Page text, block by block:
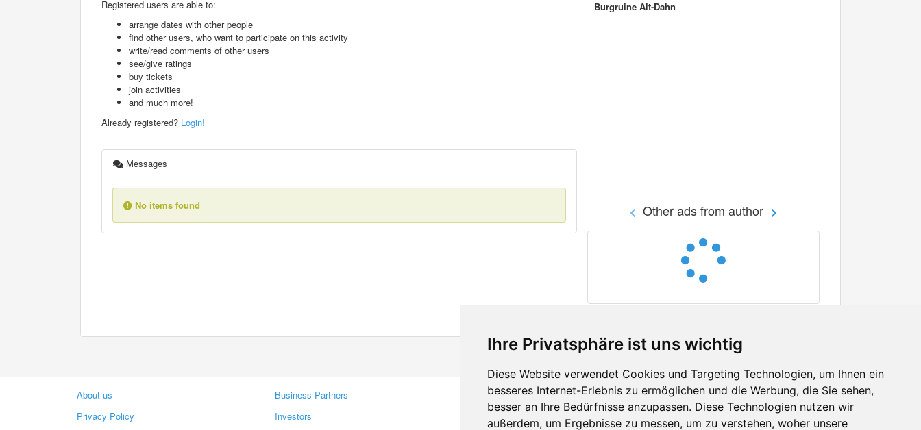
Ihre Privatsphäre ist uns wichtig
Diese Website verwendet Cookies und Targeting Technologien, um Ihnen ein
besseres Internet-Erlebnis zu ermöglichen und die Werbung, die Sie sehen,
besser an Ihre Bedürfnisse anzupassen. Diese Technologien nutzen wir
außerdem, um Ergebnisse zu messen, um zu verstehen, woher unsere
Registered users are able to:
arrange dates with other people
find other users, who want to participate on this activity
write/read comments of other users
see/give ratings
buy tickets
join activities
and much more!
Already registered? Login!
Messages
No items found
Burgruine Alt-Dahn
Other ads from author
About us
Privacy Policy
Business Partners
Investors
Contacts
Feedback
Facebook
Twitter